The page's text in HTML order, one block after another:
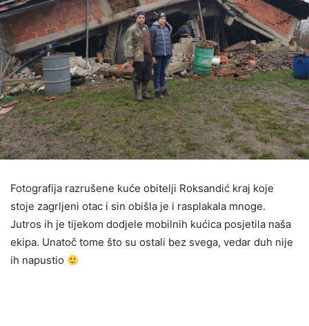
Fotografija razrušene kuće obitelji Roksandić kraj koje
stoje zagrljeni otac i sin obišla je i rasplakala mnoge.
Jutros ih je tijekom dodjele mobilnih kućica posjetila naša
ekipa. Unatoč tome što su ostali bez svega, vedar duh nije
ih napustio